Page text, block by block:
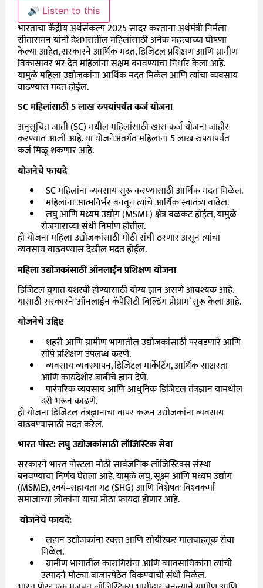
🔊 Listen to this
भारताचाकेंद्रीयअर्थसंकल्प2025सादरकरतानाअर्थमंत्रीनिर्मला
सीतारामनयांनीदेशभरातीलमहिलांसाठीअनेकमहत्त्वाच्याघोषणा
केल्याआहेत,सरकारनेआर्थिकमदत,डिजिटलप्रशिक्षणआणिग्रामीण
विकासावरभरदेतमहिलांनासक्षमबनवण्याचानिर्धारकेलाआहे.
यामुळेमहिलाउद्योजकांनाआर्थिकमदतमिळेलआणित्यांचाव्यवसाय
वाढण्यासमदतहोईल.
SCमहिलांसाठी5लाखरुपयांपर्यंतकर्जयोजना
अनुसूचितजाती(SC)मधीलमहिलांसाठीखासकर्जयोजनाजाहीर
करण्यातआलीआहे.यायोजनेअंतर्गतमहिलांना5लाखरुपयांपर्यंत
कर्जमिळूशकणारआहे.
योजनेचेफायदे
SCमहिलांनाव्यवसायसुरूकरण्यासाठीआर्थिकमदतमिळेल.
महिलांनाआत्मनिर्भरबनवूनत्यांचेआर्थिकस्वातंत्र्यवाढेल.
लघुआणिमध्यमउद्योग(MSME)क्षेत्रबळकटहोईल,यामुळे
रोजगाराच्यासंधीनिर्माणहोतील.
हीयोजनामहिलाउद्योजकांसाठीमोठीसंधीठरणारअसूनत्यांचा
व्यवसायवाढवण्यासदेखीलमदतहोईल.
महिलाउद्योजकांसाठीऑनलाईनप्रशिक्षणयोजना
डिजिटलयुगातयशस्वीहोण्यासाठीयोग्यज्ञानअसणेआवश्यकआहे.
यासाठीसरकारने‘ऑनलाईनकॅपेसिटीबिल्डिंगप्रोग्राम’सुरूकेलाआहे.
योजनेचेउद्दिष्ट
शहरीआणिग्रामीणभागातीलउद्योजकांसाठीपरवडणारेआणि
सोपेप्रशिक्षणउपलब्धकरणे.
व्यवसायव्यवस्थापन,डिजिटलमार्केटिंग,आर्थिकसाक्षरता
आणिकायदेशीरबाबींचेज्ञानदेणे.
पारंपरिकव्यवसायआणिआधुनिकडिजिटलतंत्रज्ञानयामधील
दरीभरूनकाढणे.
हीयोजनाडिजिटलतंत्रज्ञानाचावापरकरूनउद्योजकांनाव्यवसाय
वाढवण्यासाठीमदतकरेल.
भारतपोस्ट:लघुउद्योजकांसाठीलॉजिस्टिकसेवा
सरकारनेभारतपोस्टलामोठीसार्वजनिकलॉजिस्टिक्ससंस्था
बनवण्याचानिर्णयघेतलाआहे.यामुळेलघु,सूक्ष्मआणिमध्यमउद्योग
(MSME),स्वयं–सहायतागट(SHG)आणिविशेषतःविश्‍वकर्मा
समाजाच्यालोकांनायाचामोठाफायदाहोणारआहे.
योजनेचेफायदे:
लहानउद्योजकांनास्वस्तआणिसोयीस्करमालवाहतूकसेवा
मिळेल.
ग्रामीणभागातीलकारागिरांनाआणिव्यावसायिकांनात्यांची
उत्पादनेमोठ्याबाजारपेठेतविकण्याचीसंधीमिळेल.